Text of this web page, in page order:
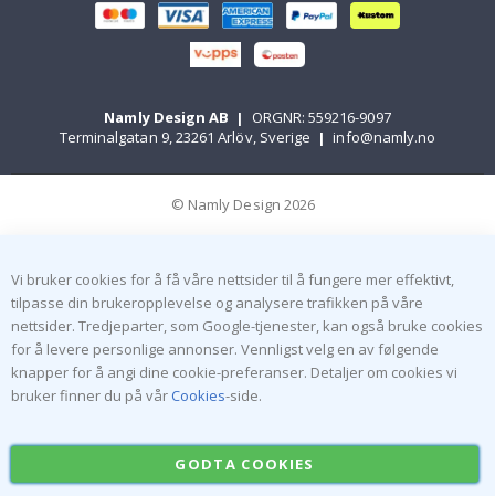
Namly Design AB |
ORGNR: 559216-9097
Terminalgatan 9, 23261 Arlöv, Sverige | info@namly.no
© Namly Design 2026
Vi bruker cookies for å få våre nettsider til å fungere mer effektivt,
tilpasse din brukeropplevelse og analysere trafikken på våre
nettsider. Tredjeparter, som Google-tjenester, kan også bruke cookies
for å levere personlige annonser. Vennligst velg en av følgende
knapper for å angi dine cookie-preferanser. Detaljer om cookies vi
bruker finner du på vår Cookies-side.
GODTA COOKIES